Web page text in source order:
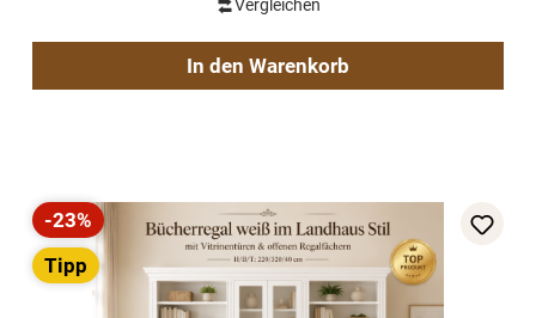
Vergleichen
In den Warenkorb
Rabatt
-23%
Tipp